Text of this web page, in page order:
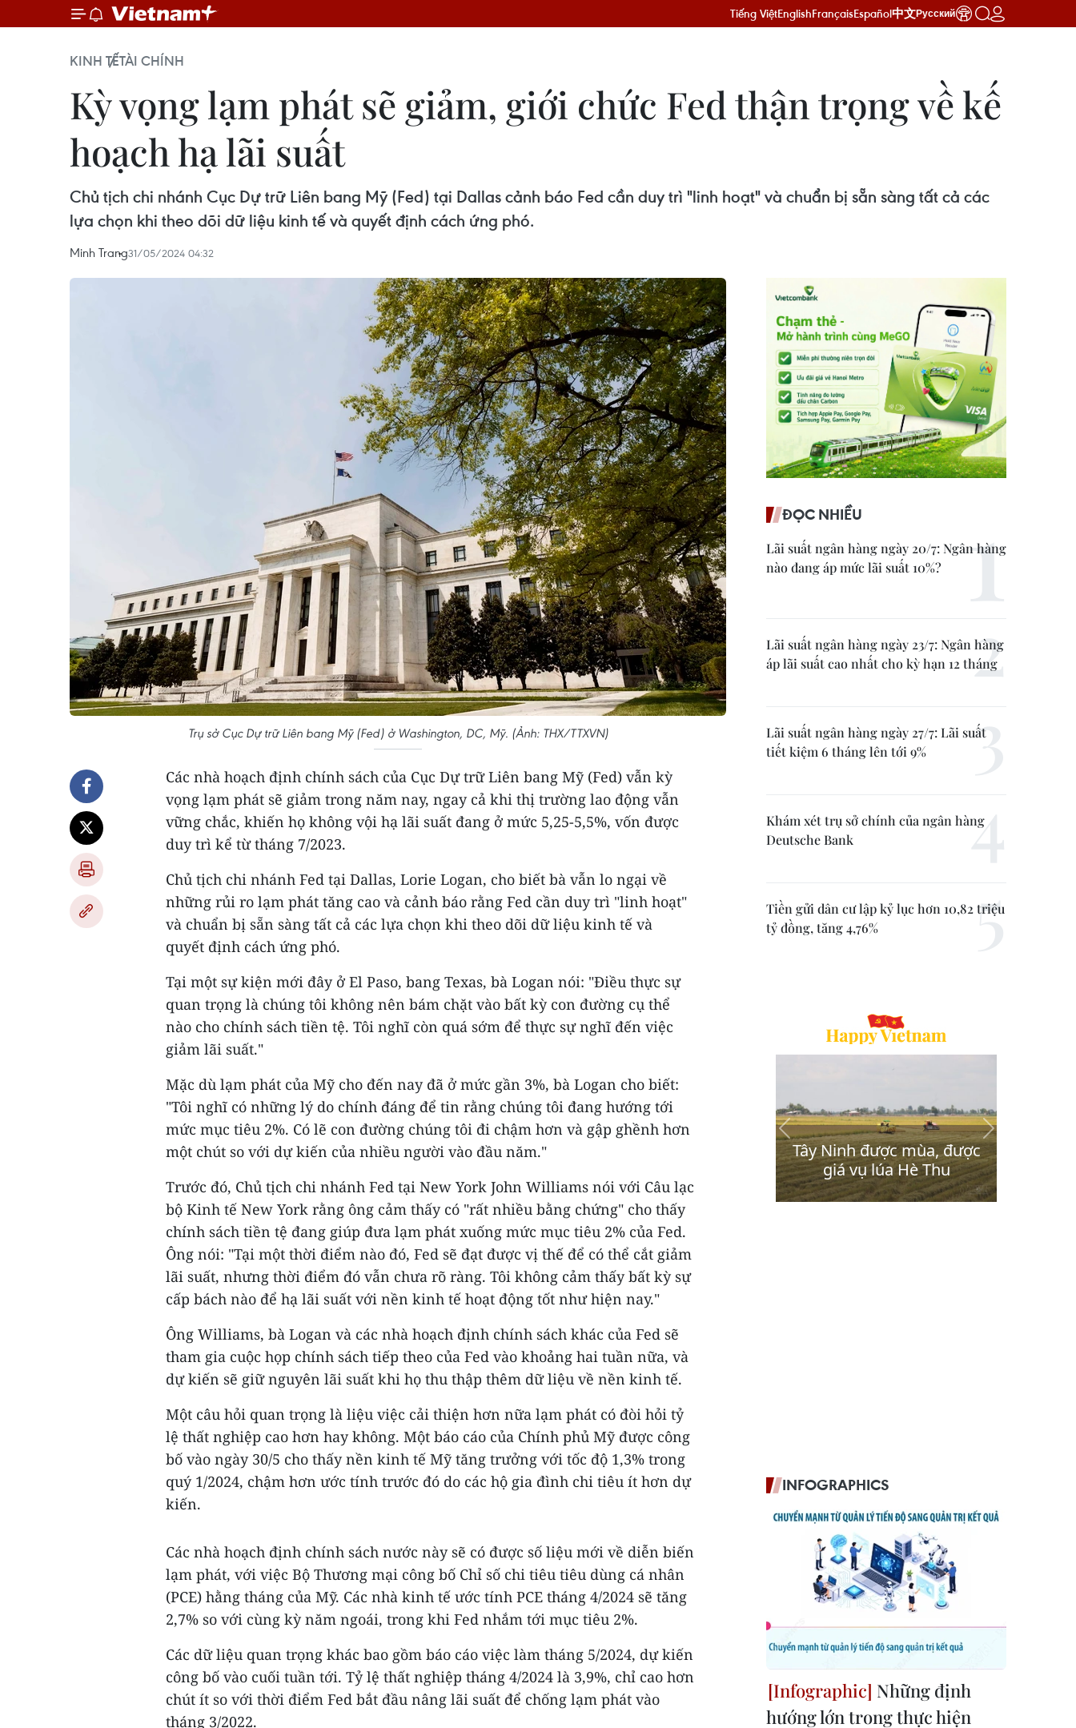
Tiếng ViệtEnglishFrançaisEspañol中文Русский
KINH TẾTÀI CHÍNH
Kỳ vọng lạm phát sẽ giảm, giới chức Fed thận trọng về kế
hoạch hạ lãi suất
Chủ tịch chi nhánh Cục Dự trữ Liên bang Mỹ (Fed) tại Dallas cảnh báo Fed cần duy trì "linh hoạt" và chuẩn bị sẵn sàng tất cả các
lựa chọn khi theo dõi dữ liệu kinh tế và quyết định cách ứng phó.
Minh Trang31/05/2024 04:32
Trụ sở Cục Dự trữ Liên bang Mỹ (Fed) ở Washington, DC, Mỹ. (Ảnh: THX/TTXVN)
Các nhà hoạch định chính sách của Cục Dự trữ Liên bang Mỹ (Fed) vẫn kỳ
vọng lạm phát sẽ giảm trong năm nay, ngay cả khi thị trường lao động vẫn
vững chắc, khiến họ không vội hạ lãi suất đang ở mức 5,25-5,5%, vốn được
duy trì kể từ tháng 7/2023.
Chủ tịch chi nhánh Fed tại Dallas, Lorie Logan, cho biết bà vẫn lo ngại về
những rủi ro lạm phát tăng cao và cảnh báo rằng Fed cần duy trì "linh hoạt"
và chuẩn bị sẵn sàng tất cả các lựa chọn khi theo dõi dữ liệu kinh tế và
quyết định cách ứng phó.
Tại một sự kiện mới đây ở El Paso, bang Texas, bà Logan nói: "Điều thực sự
quan trọng là chúng tôi không nên bám chặt vào bất kỳ con đường cụ thể
nào cho chính sách tiền tệ. Tôi nghĩ còn quá sớm để thực sự nghĩ đến việc
giảm lãi suất."
Mặc dù lạm phát của Mỹ cho đến nay đã ở mức gần 3%, bà Logan cho biết:
"Tôi nghĩ có những lý do chính đáng để tin rằng chúng tôi đang hướng tới
mức mục tiêu 2%. Có lẽ con đường chúng tôi đi chậm hơn và gập ghềnh hơn
một chút so với dự kiến của nhiều người vào đầu năm."
Trước đó, Chủ tịch chi nhánh Fed tại New York John Williams nói với Câu lạc
bộ Kinh tế New York rằng ông cảm thấy có "rất nhiều bằng chứng" cho thấy
chính sách tiền tệ đang giúp đưa lạm phát xuống mức mục tiêu 2% của Fed.
Ông nói: "Tại một thời điểm nào đó, Fed sẽ đạt được vị thế để có thể cắt giảm
lãi suất, nhưng thời điểm đó vẫn chưa rõ ràng. Tôi không cảm thấy bất kỳ sự
cấp bách nào để hạ lãi suất với nền kinh tế hoạt động tốt như hiện nay."
Ông Williams, bà Logan và các nhà hoạch định chính sách khác của Fed sẽ
tham gia cuộc họp chính sách tiếp theo của Fed vào khoảng hai tuần nữa, và
dự kiến sẽ giữ nguyên lãi suất khi họ thu thập thêm dữ liệu về nền kinh tế.
Một câu hỏi quan trọng là liệu việc cải thiện hơn nữa lạm phát có đòi hỏi tỷ
lệ thất nghiệp cao hơn hay không. Một báo cáo của Chính phủ Mỹ được công
bố vào ngày 30/5 cho thấy nền kinh tế Mỹ tăng trưởng với tốc độ 1,3% trong
quý 1/2024, chậm hơn ước tính trước đó do các hộ gia đình chi tiêu ít hơn dự
kiến.
Các nhà hoạch định chính sách nước này sẽ có được số liệu mới về diễn biến
lạm phát, với việc Bộ Thương mại công bố Chỉ số chi tiêu tiêu dùng cá nhân
(PCE) hằng tháng của Mỹ. Các nhà kinh tế ước tính PCE tháng 4/2024 sẽ tăng
2,7% so với cùng kỳ năm ngoái, trong khi Fed nhắm tới mục tiêu 2%.
Các dữ liệu quan trọng khác bao gồm báo cáo việc làm tháng 5/2024, dự kiến
công bố vào cuối tuần tới. Tỷ lệ thất nghiệp tháng 4/2024 là 3,9%, chỉ cao hơn
chút ít so với thời điểm Fed bắt đầu nâng lãi suất để chống lạm phát vào
tháng 3/2022.
ĐỌC NHIỀU
Lãi suất ngân hàng ngày 20/7: Ngân hàng
nào đang áp mức lãi suất 10%?
Lãi suất ngân hàng ngày 23/7: Ngân hàng
áp lãi suất cao nhất cho kỳ hạn 12 tháng
Lãi suất ngân hàng ngày 27/7: Lãi suất
tiết kiệm 6 tháng lên tới 9%
Khám xét trụ sở chính của ngân hàng
Deutsche Bank
Tiền gửi dân cư lập kỷ lục hơn 10,82 triệu
tỷ đồng, tăng 4,76%
INFOGRAPHICS
Những định
hướng lớn trong thực hiện